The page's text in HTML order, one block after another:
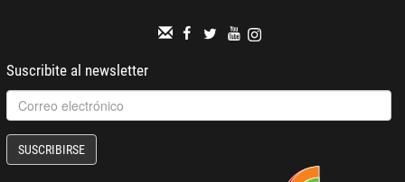
Suscribite al newsletter
SUSCRIBIRSE